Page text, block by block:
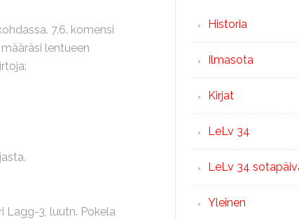
7.6. komensi
lentueen
Lagg-3, luutn. Pokela
Historia
Ilmasota
Kirjat
LeLv 34
LeLv 34
Yleinen